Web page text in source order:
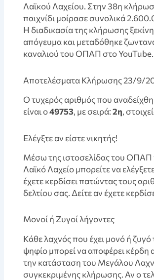
Λαϊκού Λαχείου. Στην 38η
παιχνίδι μοίρασε συνολικά
Η διαδικασία της κλήρωσης
απόγευμα και μεταδόθηκε
καναλιού του ΟΠΑΠ στο YouTube.
Αποτελέσματα Κλήρωσης 23/9/
Ο τυχερός αριθμός που
είναι ο49753, με σειρά:2η,
Ελέγξτε αν είστε νικητής!
Mέσω της ιστοσελίδας του ΟΠΑΠ
Λαϊκό Λαχείο μπορείτε να
έχετε κερδίσει πατώντας τους
δελτίου σας. Δείτε αν έχετε
Μονοί ή Ζυγοί λήγοντες
Kάθε λαχνός που έχει μονό ή ζυγό
ψηφίο μπορεί να αποφέρει κέρδη
την κατάσταση του Μεγάλου
συγκεκριμένης κλήρωσης. Αν ο